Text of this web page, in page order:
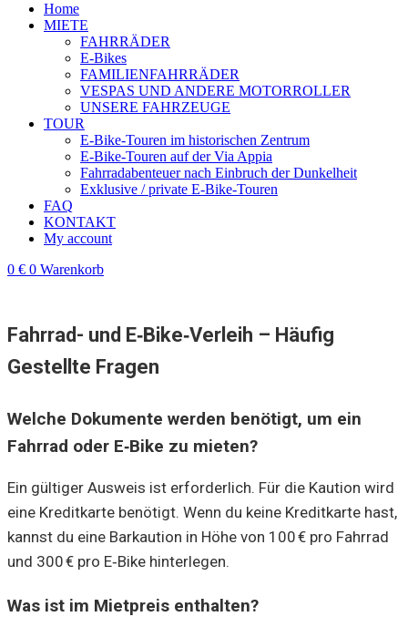
Home
MIETE
FAHRRÄDER
E-Bikes
FAMILIENFAHRRÄDER
VESPAS UND ANDERE MOTORROLLER
UNSERE FAHRZEUGE
TOUR
E‑Bike‑Touren im historischen Zentrum
E‑Bike‑Touren auf der Via Appia
Fahrradabenteuer nach Einbruch der Dunkelheit
Exklusive / private E‑Bike‑Touren
FAQ
KONTAKT
My account
0 € 0 Warenkorb
Fahrrad- und E‑Bike‑Verleih – Häufig
Gestellte Fragen
Welche Dokumente werden benötigt, um ein
Fahrrad oder E‑Bike zu mieten?
Ein gültiger Ausweis ist erforderlich. Für die Kaution wird
eine Kreditkarte benötigt. Wenn du keine Kreditkarte hast,
kannst du eine Barkaution in Höhe von 100 € pro Fahrrad
und 300 € pro E‑Bike hinterlegen.
Was ist im Mietpreis enthalten?